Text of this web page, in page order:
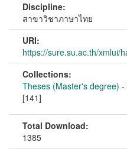
Discipline:
สาขาวิชาภาษาไทย
URI:
https://sure.su.ac.th/xmlui/
Collections:
Theses (Master's degree)
[141]
Total Download:
1385